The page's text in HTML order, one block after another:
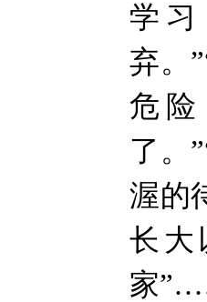
学
弃。
危
了。
渥的
长大
家